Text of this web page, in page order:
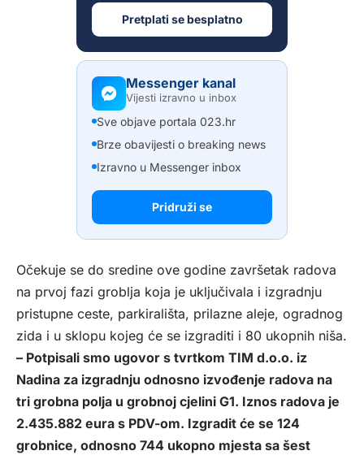
Pretplati se besplatno
Messenger kanal
Vijesti izravno u inbox
Sve objave portala 023.hr
Brze obavijesti o breaking news
Izravno u Messenger inbox
Pridruži se
Očekuje se do sredine ove godine završetak radova
na prvoj fazi groblja koja je uključivala i izgradnju
pristupne ceste, parkirališta, prilazne aleje, ogradnog
zida i u sklopu kojeg će se izgraditi i 80 ukopnih niša.
– Potpisali smo ugovor s tvrtkom TIM d.o.o. iz
Nadina za izgradnju odnosno izvođenje radova na
tri grobna polja u grobnoj cjelini G1. Iznos radova je
2.435.882 eura s PDV-om. Izgradit će se 124
grobnice, odnosno 744 ukopno mjesta sa šest